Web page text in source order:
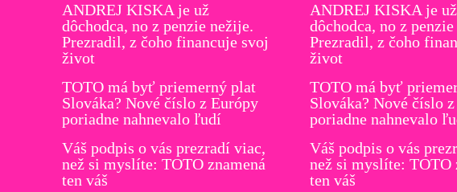
ANDREJ KISKA je už
dôchodca, no z penzie nežije.
Prezradil, z čoho financuje svoj
život
TOTO má byť priemerný plat
Slováka? Nové číslo z Európy
poriadne nahnevalo ľudí
Váš podpis o vás prezradí viac,
než si myslíte: TOTO znamená
ten váš
ANDREJ KISKA je už
dôchodca, no z
Prezradil, z čoho
život
TOTO má byť
Slováka? Nové číslo
poriadne nahnevalo
Váš podpis o vás
než si myslíte: TOTO
ten váš